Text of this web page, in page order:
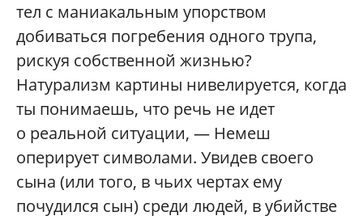
тел с маниакальным упорством
добиваться погребения одного трупа,
рискуя собственной жизнью?
Натурализм картины нивелируется, когда
ты понимаешь, что речь не идет
о реальной ситуации, — Немеш
оперирует символами. Увидев своего
сына (или того, в чьих чертах ему
почудился сын) среди людей, в убийстве